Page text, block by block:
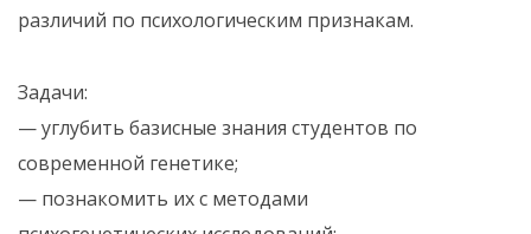
различий по психологическим признакам.
Задачи:
— углубить базисные знания студентов по
современной генетике;
— познакомить их с методами